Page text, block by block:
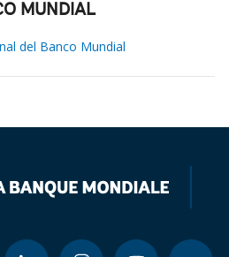
MUNDIAL
del Banco Mundial